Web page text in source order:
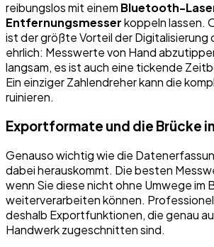
reibungslos mit einem Bluetooth-
Entfernungsmesserkoppeln lassen.
ist der größte Vorteil der Digitalisierung
ehrlich: Messwerte von Hand
langsam, es ist auch eine tickende
Ein einziger Zahlendreher kann die
ruinieren.
Exportformate und die Brücke
Genauso wichtig wie die
dabei herauskommt. Die besten
wenn Sie diese nicht ohne Umwege im
weiterverarbeiten können.
deshalb Exportfunktionen, die genau
Handwerk zugeschnitten sind.